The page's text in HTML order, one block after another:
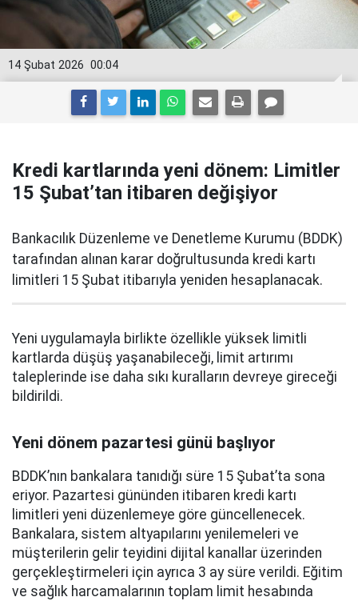
00:04
14 Şubat 2026
Kredi kartlarında yeni dönem: Limitler
15 Şubat’tan itibaren değişiyor
Bankacılık Düzenleme ve Denetleme Kurumu (BDDK)
tarafından alınan karar doğrultusunda kredi kartı
limitleri 15 Şubat itibarıyla yeniden hesaplanacak.
Yeni uygulamayla birlikte özellikle yüksek limitli
kartlarda düşüş yaşanabileceği, limit artırımı
taleplerinde ise daha sıkı kuralların devreye gireceği
bildirildi.
Yeni dönem pazartesi günü başlıyor
BDDK’nın bankalara tanıdığı süre 15 Şubat’ta sona
eriyor. Pazartesi gününden itibaren kredi kartı
limitleri yeni düzenlemeye göre güncellenecek.
Bankalara, sistem altyapılarını yenilemeleri ve
müşterilerin gelir teyidini dijital kanallar üzerinden
gerçekleştirmeleri için ayrıca 3 ay süre verildi. Eğitim
ve sağlık harcamalarının toplam limit hesabında